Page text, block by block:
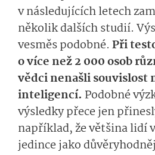
v následujících letech
několik dalších studií.
vesměs podobné. Při
o více než 2 000 osob
vědci nenašli souvislost
inteligencí. Podobné
výsledky přece jen
například, že většina lidí
jedince jako